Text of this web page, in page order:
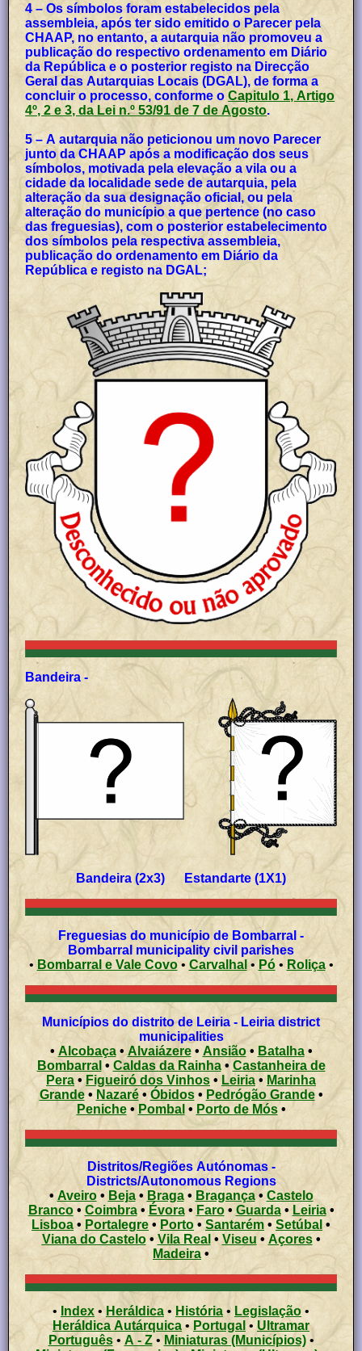
4 – Os símbolos foram estabelecidos pela
assembleia, após ter sido emitido o Parecer pela
CHAAP, no entanto, a autarquia não promoveu a
publicação do respectivo ordenamento em Diário
da República e o posterior registo na Direcção
Geral das Autarquias Locais (DGAL), de forma a
concluir o processo, conforme oCapitulo 1, Artigo
4º, 2 e 3, da Lei n.º 53/91 de 7 de Agosto.
5 – A autarquia não peticionou um novo Parecer
junto da CHAAP após a modificação dos seus
símbolos, motivada pela elevação a vila ou a
cidade da localidade sede de autarquia, pela
alteração da sua designação oficial, ou pela
alteração do município a que pertence (no caso
das freguesias), com o posterior estabelecimento
dos símbolos pela respectiva assembleia,
publicação do ordenamento em Diário da
República e registo na DGAL;
Bandeira -
Bandeira (2x3) Estandarte (1X1)
Freguesias do município de Bombarral -
Bombarral municipality civil parishes
•
Bombarral e Vale Covo• Carvalhal • Pó• Roliça•
Municípios do distrito de Leiria - Leiria district
municipalities
• Alcobaça• Alvaiázere• Ansião• Batalha•
Bombarral • Caldas da Rainha• Castanheira de
Pera • Figueiró dos Vinhos • Leiria• Marinha
Grande•Nazaré• Óbidos• Pedrógão Grande•
Peniche• Pombal • Porto de Mós•
Distritos/Regiões Autónomas -
Districts/Autonomous Regions
•Aveiro• Beja• Braga• Bragança• Castelo
Branco• Coimbra•Évora• Faro• Guarda• Leiria•
Lisboa • Portalegre • Porto•Santarém • Setúbal •
Viana do Castelo• Vila Real • Viseu • Açores •
Madeira •
• Index • Heráldica • História • Legislação •
Heráldica Autárquica• Portugal • Ultramar
Português• A - Z• Miniaturas (Municípios)•